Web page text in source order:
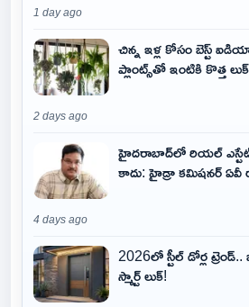
1 day ago
చిన్న ఇళ్ల కోసం బెస్ట్
ప్లాంట్స్‌తో ఇంటికి కొత్త
2 days ago
హైదరాబాద్‌లో రియల్ ఎస్టేట్
కాదు: హైడ్రా కమిషనర్ ఏవీ
4 days ago
2026లో స్టీల్ డోర్ల
స్మార్ట్ లుక్!